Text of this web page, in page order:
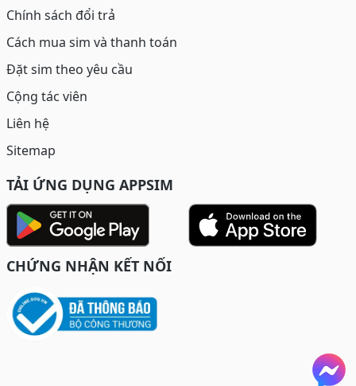
Chính sách đổi trả
Cách mua sim và thanh toán
Đặt sim theo yêu cầu
Cộng tác viên
Liên hệ
Sitemap
TẢI ỨNG DỤNG APPSIM
CHỨNG NHẬN KẾT NỐI